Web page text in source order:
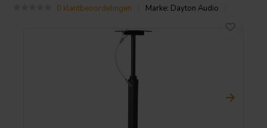
0 klantbeoordelingen Marke: Dayton Audio